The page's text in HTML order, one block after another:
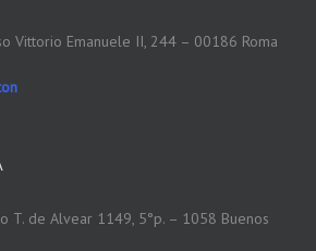
Vittorio Emanuele II, 244 – 00186 Roma
T. de Alvear 1149, 5°p. – 1058 Buenos